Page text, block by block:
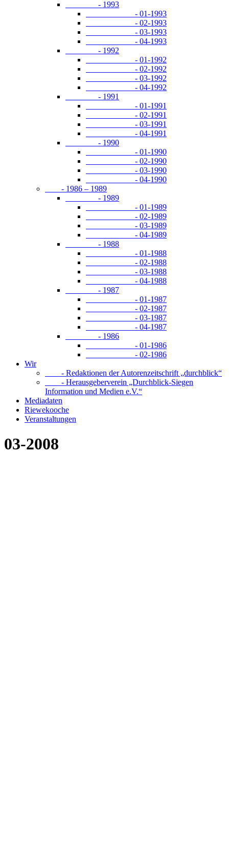
- 1993
- 01-1993
- 02-1993
- 03-1993
- 04-1993
- 1992
- 01-1992
- 02-1992
- 03-1992
- 04-1992
- 1991
- 01-1991
- 02-1991
- 03-1991
- 04-1991
- 1990
- 01-1990
- 02-1990
- 03-1990
- 04-1990
- 1986 – 1989
- 1989
- 01-1989
- 02-1989
- 03-1989
- 04-1989
- 1988
- 01-1988
- 02-1988
- 03-1988
- 04-1988
- 1987
- 01-1987
- 02-1987
- 03-1987
- 04-1987
- 1986
- 01-1986
- 02-1986
Wir
- Redaktionen der Autorenzeitschrift „durchblick“
- Herausgeberverein „Durchblick-Siegen
Information und Medien e.V.“
Mediadaten
Riewekooche
Veranstaltungen
03-2008